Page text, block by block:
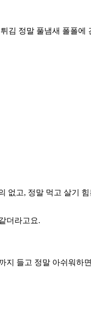
김 정말 풀냄새 폴폴에
없고, 정말 먹고 살기
더라고요.
지 들고 정말 아쉬워하